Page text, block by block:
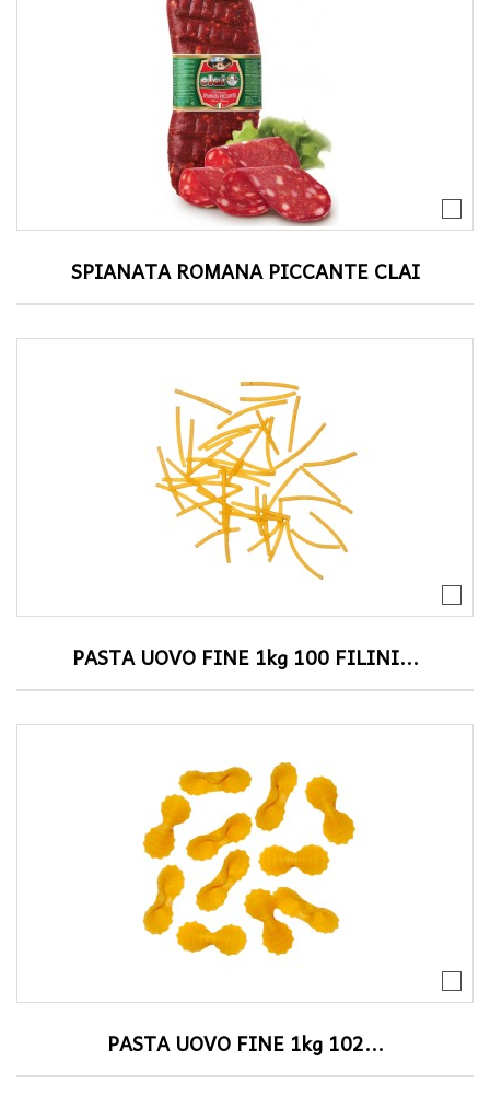
SPIANATA ROMANA PICCANTE CLAI
PASTA UOVO FINE 1kg 100 FILINI...
PASTA UOVO FINE 1kg 102...